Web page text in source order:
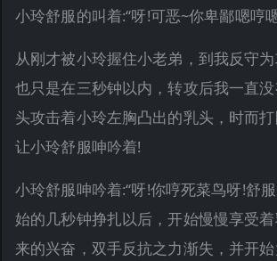
小玲舒服的叫着:“呀!可恶~你卑鄙嗯哼
从刚才被小玲握住小老弟，到我反守
也只是在三秒钟以内，转攻后我一直
头攻击着小玲左胸凸出的乳头，时而打
让小玲舒服呻吟着!
小玲舒服呻吟着:“呀!你哼死菜鸟呀!舒
始的几秒钟挣扎以后，开始慢慢享受
来的兴奋，双手反抗之力渐失，并开